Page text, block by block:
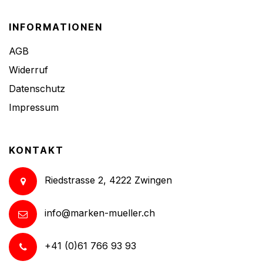
INFORMATIONEN
AGB
Widerruf
Datenschutz
Impressum
KONTAKT
Riedstrasse 2, 4222 Zwingen
info@marken-mueller.ch
+41 (0)61 766 93 93